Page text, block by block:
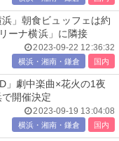
」朝食ビュッフェは約
ーナ横浜」に隣接
2023-09-22 12:36:32
横浜・湘南・鎌倉 国内
」劇中楽曲×花火の1夜
開催決定
2023-09-19 13:04:08
横浜・湘南・鎌倉 国内